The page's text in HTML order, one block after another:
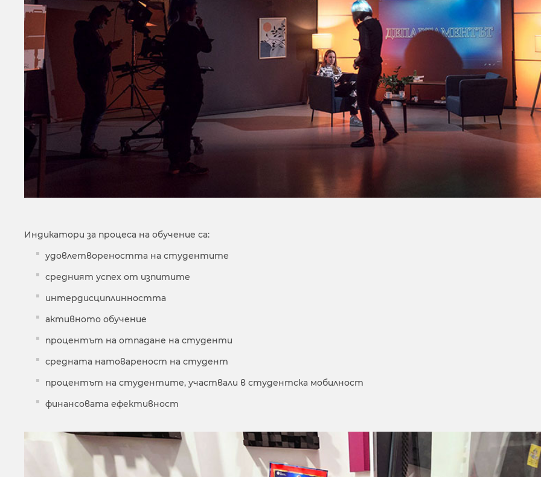
Индикатори за процеса на обучение са:
удовлетвореността на студентите
средният успех от изпитите
интердисциплинността
активното обучение
процентът на отпадане на студенти
средната натовареност на студент
процентът на студентите, участвали в студентска мобилност
финансовата ефективност